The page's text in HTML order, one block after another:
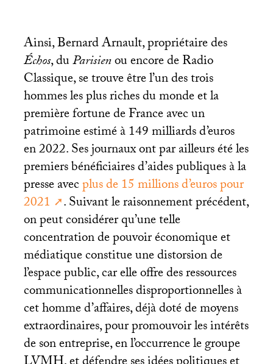
Ainsi, Bernard Arnault, propriétaire des
Échos, duParisienou encore de Radio
Classique, se trouve être l’un des trois
hommes les plus riches du monde et la
première fortune de France avec un
patrimoine estimé à 149 milliards d’euros
en 2022. Ses journaux ont par ailleurs été les
premiers bénéficiaires d’aides publiques à la
presse avecplus de 15 millions d’euros pour
2021
. Suivant le raisonnement précédent,
on peut considérer qu’une telle
concentration de pouvoir économique et
médiatique constitue une distorsion de
l’espace public, car elle offre des ressources
communicationnelles disproportionnelles à
cet homme d’affaires, déjà doté de moyens
extraordinaires, pour promouvoir les intérêts
de son entreprise, en l’occurrence le groupe